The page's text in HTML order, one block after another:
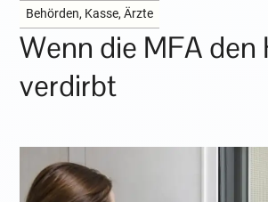
Behörden, Kasse, Ärzte
Wenn die MFA
verdirbt